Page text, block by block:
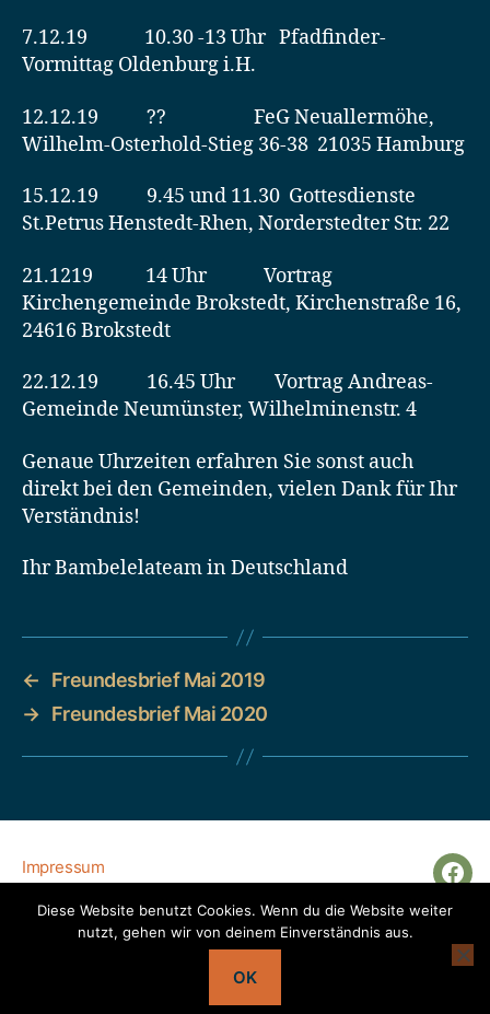
7.12.19 10.30 -13 Uhr Pfadfinder-
Vormittag Oldenburg i.H.
12.12.19 ?? FeG Neuallermöhe,
Wilhelm-Osterhold-Stieg 36-38 21035 Hamburg
15.12.19 9.45 und 11.30 Gottesdienste
St.Petrus Henstedt-Rhen, Norderstedter Str. 22
21.1219 14 Uhr Vortrag
Kirchengemeinde Brokstedt, Kirchenstraße 16,
24616 Brokstedt
22.12.19 16.45 Uhr Vortrag Andreas-
Gemeinde Neumünster, Wilhelminenstr. 4
Genaue Uhrzeiten erfahren Sie sonst auch
direkt bei den Gemeinden, vielen Dank für Ihr
Verständnis!
Ihr Bambelelateam in Deutschland
←
Freundesbrief Mai 2019
→ Freundesbrief Mai 2020
Impressum
Bambelela ku Jesu
Diese Website benutzt Cookies. Wenn du die Website weiter
nutzt, gehen wir von deinem Einverständnis aus.
OK